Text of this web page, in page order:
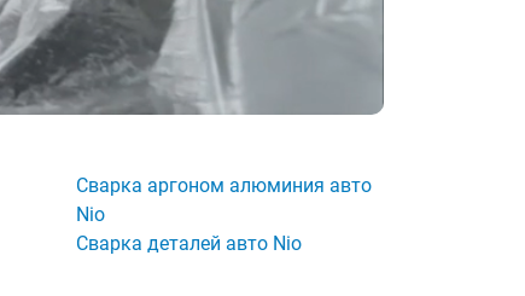
Сварка аргоном алюминия авто
Nio
Сварка деталей авто Nio